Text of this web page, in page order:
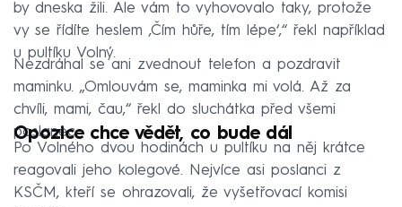
by dneska žili. Ale vám to vyhovovalo taky, protože
vy se řídíte heslem ,Čím hůře, tím lépe‘,“ řekl například
u pultíku Volný.
Nezdráhal se ani zvednout telefon a pozdravit
maminku. „Omlouvám se, maminka mi volá. Až za
chvíli, mami, čau,“ řekl do sluchátka před všemi
poslanec.
Opozice chce vědět, co bude dál
Po Volného dvou hodinách u pultíku na něj krátce
reagovali jeho kolegové. Nejvíce asi poslanci z
KSČM, kteří se ohrazovali, že vyšetřovací komisi